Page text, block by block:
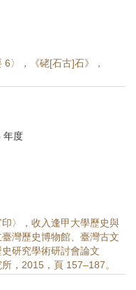
6〉，《硓[石古]石》，
年度
〉，收入逢甲大學歷史與
灣歷史博物館、臺灣古文
研究學術研討會論文
，2015，頁 157–187。